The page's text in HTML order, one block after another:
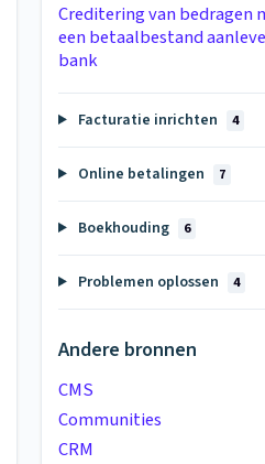
Creditering van bedragen
een betaalbestand
bank
Facturatie inrichten 4
Online betalingen 7
Boekhouding 6
Problemen oplossen 4
Andere bronnen
CMS
Communities
CRM